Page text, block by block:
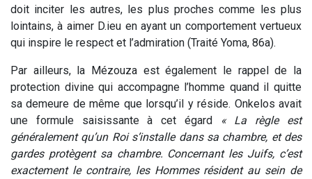
doit inciter les autres, les plus proches comme les plus
lointains, à aimer D.ieu en ayant un comportement vertueux
qui inspire le respect et l’admiration (Traité Yoma, 86a).
Par ailleurs, la Mézouza est également le rappel de la
protection divine qui accompagne l’homme quand il quitte
sa demeure de même que lorsqu’il y réside. Onkelos avait
une formule saisissante à cet égard
« La règle est
généralement qu’un Roi s’installe dans sa chambre, et des
gardes protègent sa chambre. Concernant les Juifs, c’est
exactement le contraire, les Hommes résident au sein de